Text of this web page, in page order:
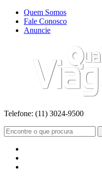
Quem Somos
Fale Conosco
Anuncie
Telefone: (11) 3024-9500